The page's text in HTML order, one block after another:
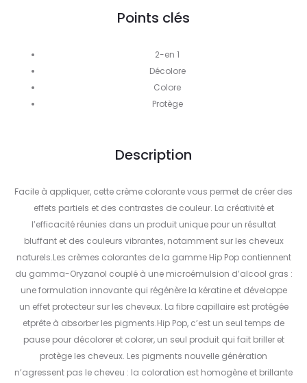
Points clés
2-en 1
Décolore
Colore
Protège
Description
Facile à appliquer, cette crème colorante vous permet de créer des
effets partiels et des contrastes de couleur. La créativité et
l’efficacité réunies dans un produit unique pour un résultat
bluffant et des couleurs vibrantes, notamment sur les cheveux
naturels.Les crèmes colorantes de la gamme Hip Pop contiennent
du gamma-Oryzanol couplé à une microémulsion d’alcool gras :
une formulation innovante qui régénère la kératine et développe
un effet protecteur sur les cheveux. La fibre capillaire est protégée
etprête à absorber les pigments.Hip Pop, c’est un seul temps de
pause pour décolorer et colorer, un seul produit qui fait briller et
protège les cheveux. Les pigments nouvelle génération
n’agressent pas le cheveu : la coloration est homogène et brillante